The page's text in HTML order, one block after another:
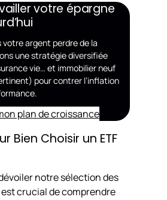
votre épargne
votre argent perdre de la
une stratégie diversifiée
vie… et immobilier neuf
pour contrer l’inflation
plan de croissance
Bien Choisir un ETF
notre sélection des
crucial de comprendre